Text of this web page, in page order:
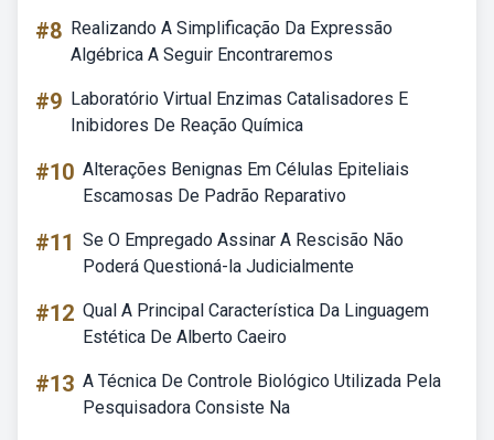
#8 Realizando A Simplificação Da Expressão
Algébrica A Seguir Encontraremos
#9 Laboratório Virtual Enzimas Catalisadores E
Inibidores De Reação Química
#10 Alterações Benignas Em Células Epiteliais
Escamosas De Padrão Reparativo
#11 Se O Empregado Assinar A Rescisão Não
Poderá Questioná-la Judicialmente
#12 Qual A Principal Característica Da Linguagem
Estética De Alberto Caeiro
#13 A Técnica De Controle Biológico Utilizada Pela
Pesquisadora Consiste Na